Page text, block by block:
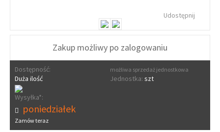
Udostępnij
Zakup możliwy po zalogowaniu
Dostępność:
Duża ilość
możliwa sprzedaż jednostkowa
Jednostka: szt
Wysyłka*:
poniedziałek
Zamów teraz